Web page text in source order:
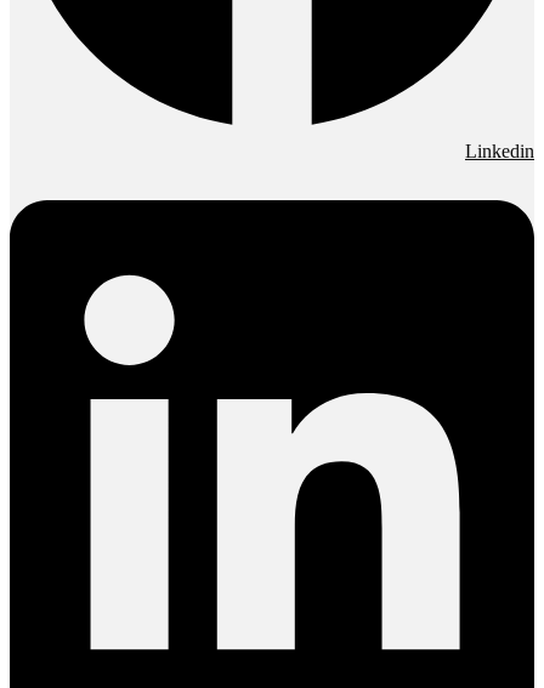
Linkedin